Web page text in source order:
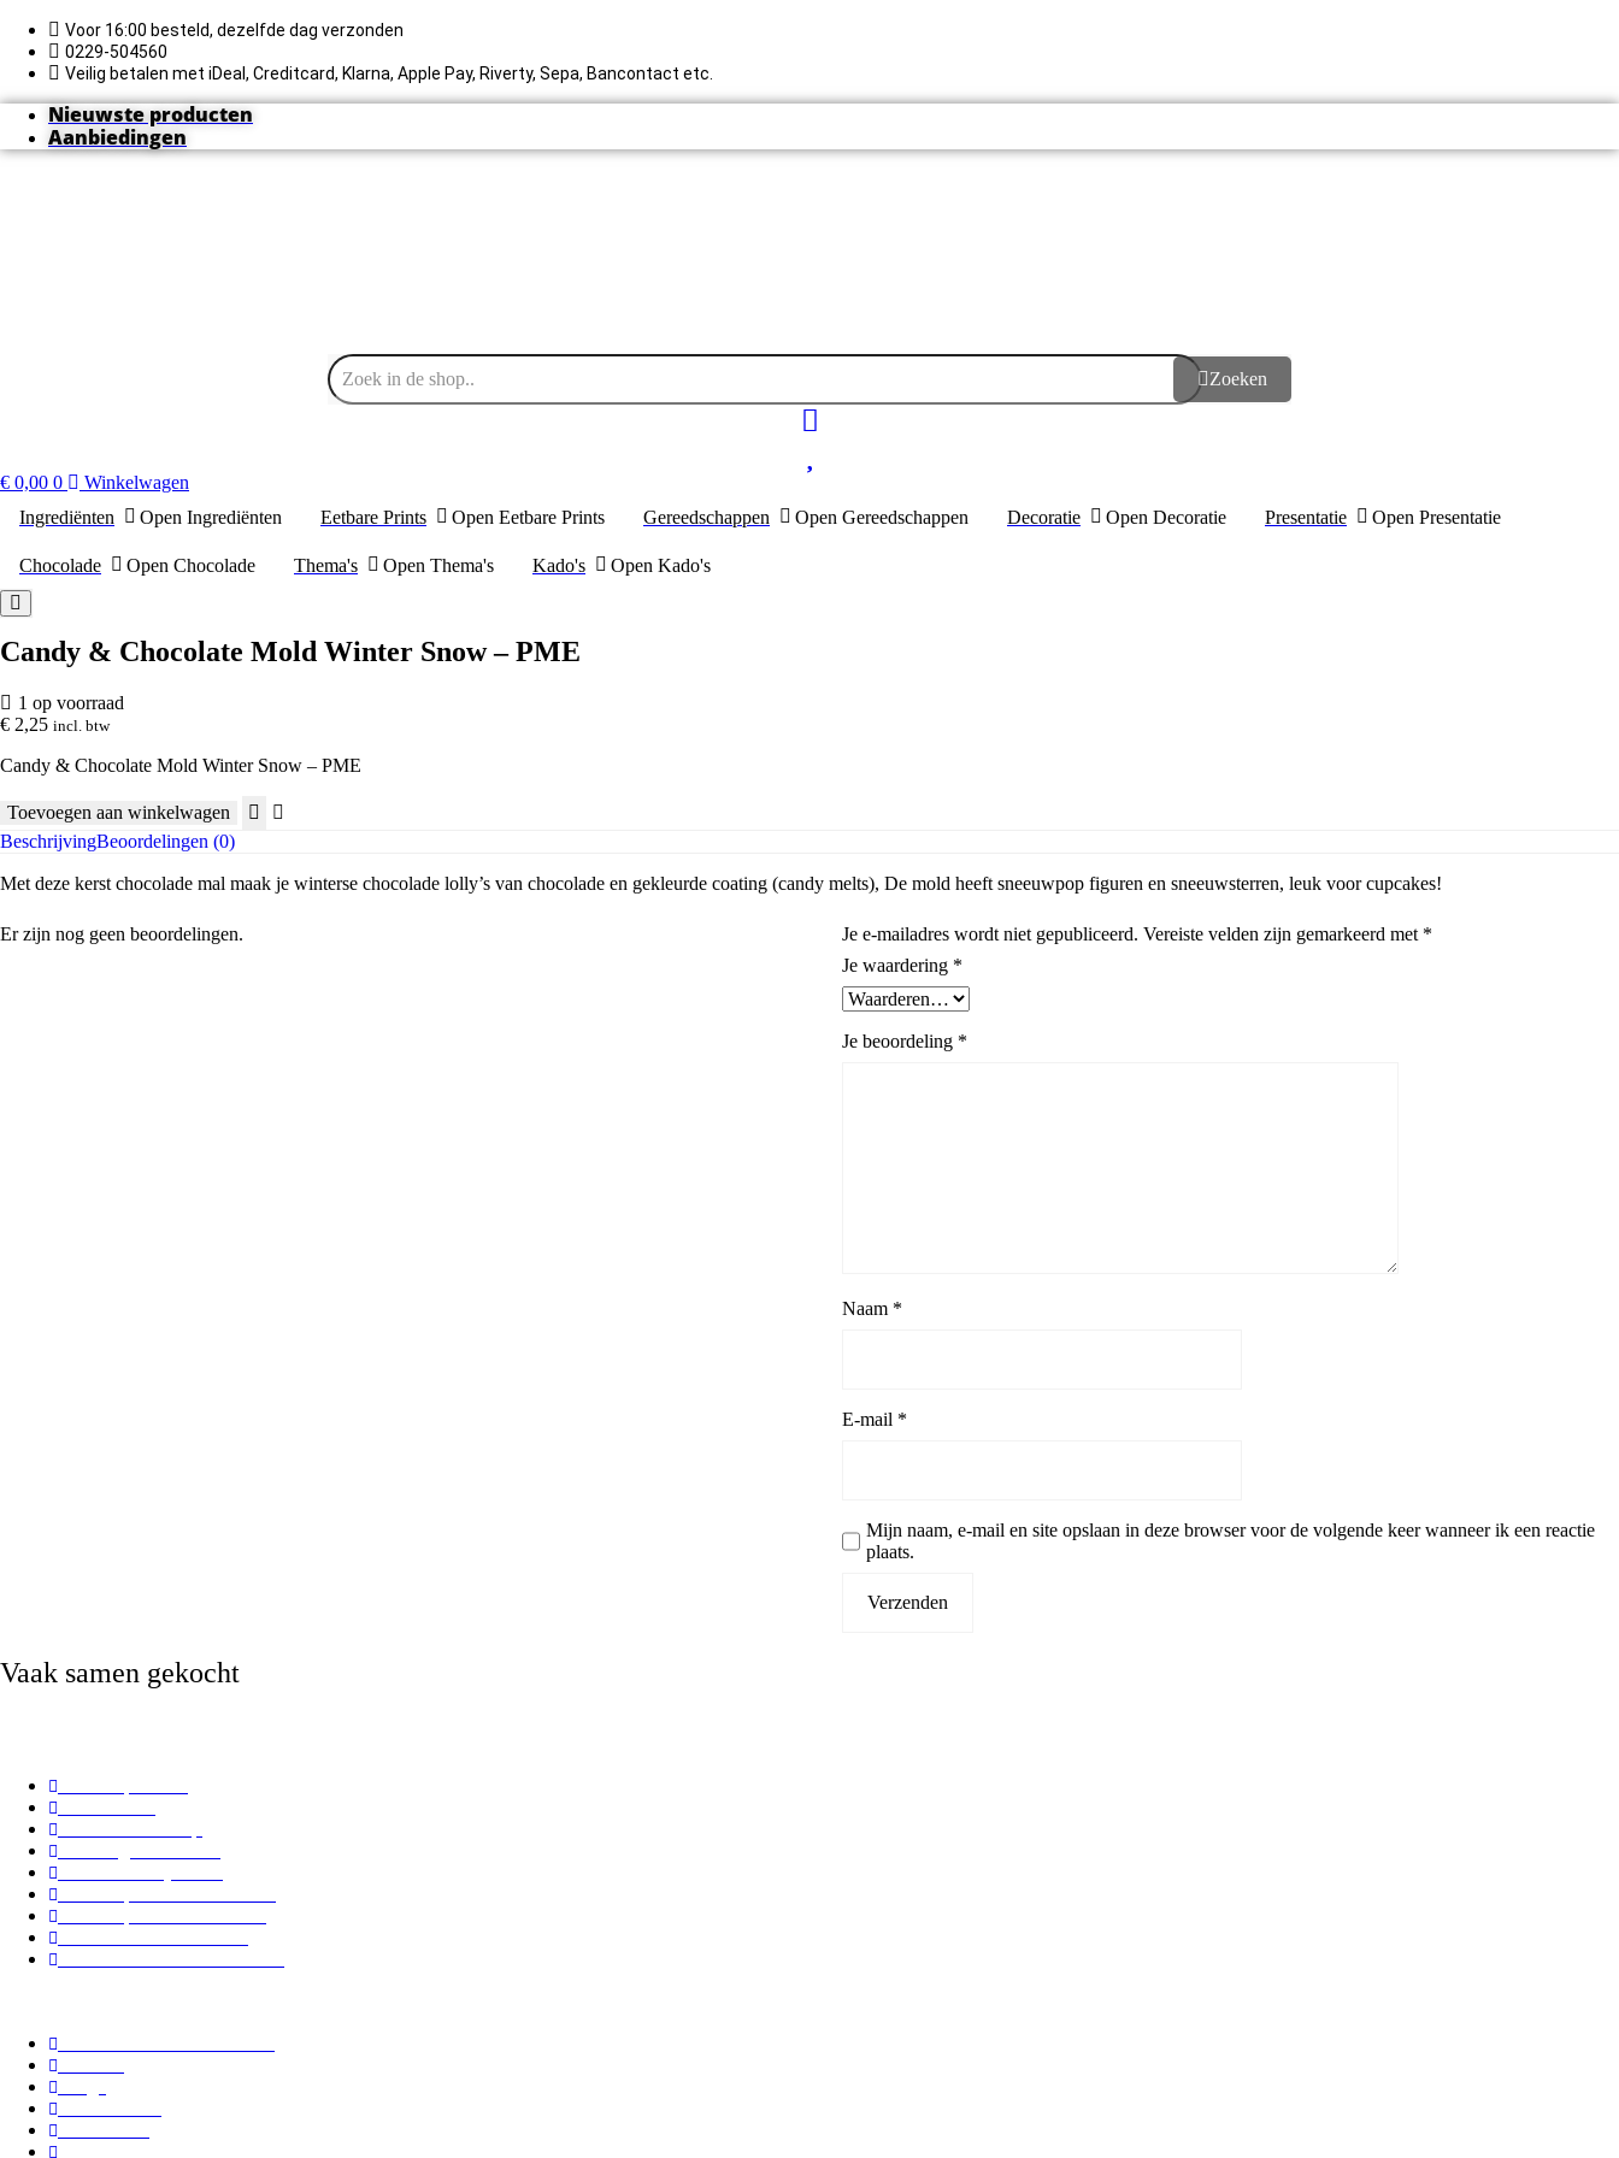
naar
inhoud
Voor 16:00 besteld, dezelfde dag verzonden
0229-504560
Veilig betalen met iDeal, Creditcard, Klarna, Apple Pay, Riverty, Sepa, Bancontact etc.
Nieuwste producten
Aanbiedingen
Zoeken
€ 0,00 0
Winkelwagen
Ingrediënten
Open Ingrediënten Eetbare Prints Open Eetbare Prints Gereedschappen Open Gereedschappen Decoratie Open Decoratie Presentatie Open Presentatie
Chocolade Open Chocolade Thema's Open Thema's Kado's Open Kado's
Candy & Chocolate Mold Winter Snow – PME
1 op voorraad
€ 2,25 incl. btw
Candy & Chocolate Mold Winter Snow – PME
Candy
&
Mold
Snow
Toevoegen aan winkelwagen
BeschrijvingBeoordelingen (0)
Met deze kerst chocolade mal maak je winterse chocolade lolly’s van chocolade en gekleurde coating (candy melts), De mold heeft sneeuwpop figuren en sneeuwsterren, leuk voor cupcakes!
Er zijn nog geen beoordelingen. Je e-mailadres wordt niet gepubliceerd. Vereiste velden zijn gemarkeerd met *
Je waardering *
Je beoordeling *
Naam *
E-mail *
Mijn naam, e-mail en site opslaan in deze browser voor de volgende keer wanneer ik een reactie
plaats.
Vaak samen gekocht